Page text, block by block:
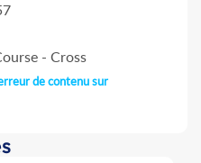
- Cross
de contenu sur